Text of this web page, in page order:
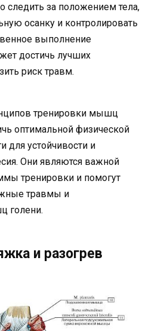
следить за положением тела,
осанку и контролировать
выполнение
достичь лучших
риск травм.
тренировки мышц
оптимальной физической
для устойчивости и
Они являются важной
тренировки и помогут
травмы и
голени.
и разогрев